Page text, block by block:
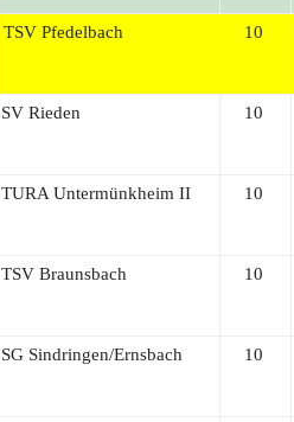
TSV Pfedelbach 10
SV Rieden 10
TURA Untermünkheim II 10
TSV Braunsbach 10
SG Sindringen/Ernsbach 10